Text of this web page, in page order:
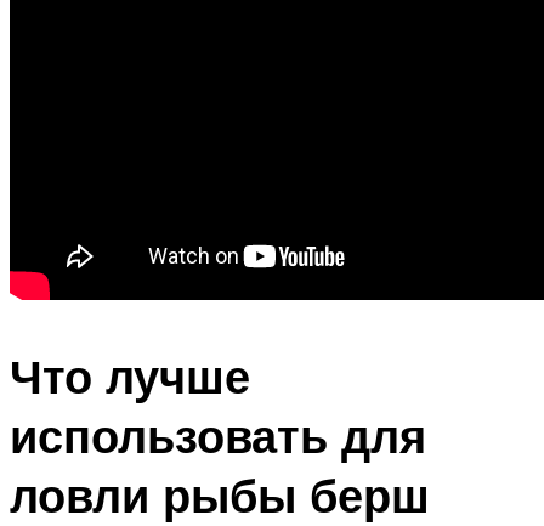
Что лучше
использовать для
ловли рыбы берш